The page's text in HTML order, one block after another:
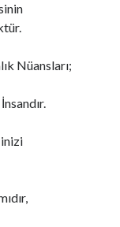
posts/thuoc-
Nüansları;